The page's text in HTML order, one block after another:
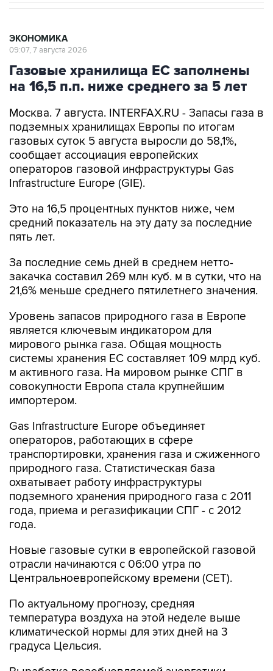
ЭКОНОМИКА
09:07, 7 августа 2026
Газовые хранилища ЕС заполнены
на 16,5 п.п. ниже среднего за 5 лет
Москва. 7 августа. INTERFAX.RU - Запасы газа в
подземных хранилищах Европы по итогам
газовых суток 5 августа выросли до 58,1%,
сообщает ассоциация европейских
операторов газовой инфраструктуры Gas
Infrastructure Europe (GIE).
Это на 16,5 процентных пунктов ниже, чем
средний показатель на эту дату за последние
пять лет.
За последние семь дней в среднем нетто-
закачка составил 269 млн куб. м в сутки, что на
21,6% меньше среднего пятилетнего значения.
Уровень запасов природного газа в Европе
является ключевым индикатором для
мирового рынка газа. Общая мощность
системы хранения ЕС составляет 109 млрд куб.
м активного газа. На мировом рынке СПГ в
совокупности Европа стала крупнейшим
импортером.
Gas Infrastructure Europe объединяет
операторов, работающих в сфере
транспортировки, хранения газа и сжиженного
природного газа. Статистическая база
охватывает работу инфраструктуры
подземного хранения природного газа с 2011
года, приема и регазификации СПГ - с 2012
года.
Новые газовые сутки в европейской газовой
отрасли начинаются c 06:00 утра по
Центральноевропейскому времени (CET).
По актуальному прогнозу, средняя
температура воздуха на этой неделе выше
климатической нормы для этих дней на 3
градуса Цельсия.